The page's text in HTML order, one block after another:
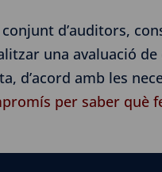
conjunt d’auditors,
una avaluació
d’acord amb les
per saber què